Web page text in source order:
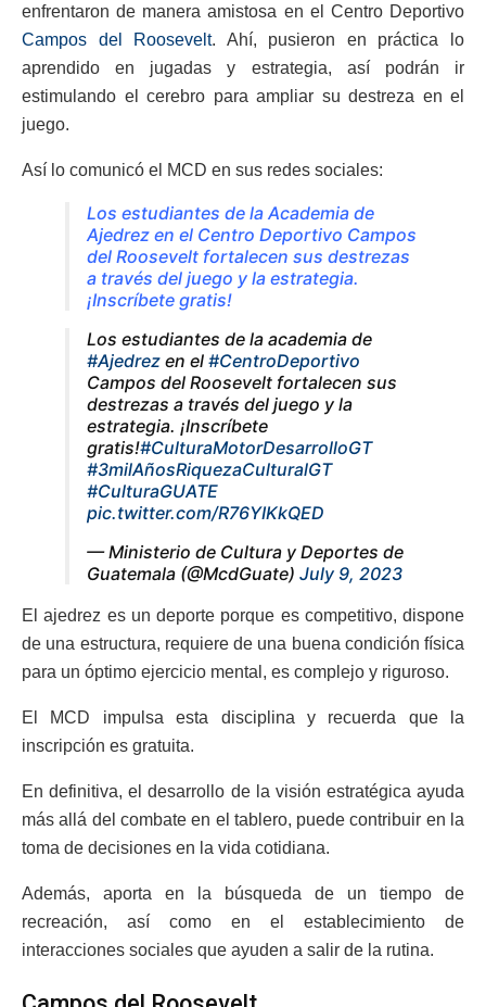
enfrentaron de manera amistosa en el Centro Deportivo
Campos del Roosevelt. Ahí, pusieron en práctica lo
aprendido en jugadas y estrategia, así podrán ir
estimulando el cerebro para ampliar su destreza en el
juego.
Así lo comunicó el MCD en sus redes sociales:
Los estudiantes de la Academia de
Ajedrez en el Centro Deportivo Campos
del Roosevelt fortalecen sus destrezas
a través del juego y la estrategia.
¡Inscríbete gratis!
Los estudiantes de la academia de
#Ajedrez en el #CentroDeportivo
Campos del Roosevelt fortalecen sus
destrezas a través del juego y la
estrategia. ¡Inscríbete
gratis!#CulturaMotorDesarrolloGT
#3milAñosRiquezaCulturalGT
#CulturaGUATE
pic.twitter.com/R76YIKkQED
— Ministerio de Cultura y Deportes de
Guatemala (@McdGuate) July 9, 2023
El ajedrez es un deporte porque es competitivo, dispone
de una estructura, requiere de una buena condición física
para un óptimo ejercicio mental, es complejo y riguroso.
El MCD impulsa esta disciplina y recuerda que la
inscripción es gratuita.
En definitiva, el desarrollo de la visión estratégica ayuda
más allá del combate en el tablero, puede contribuir en la
toma de decisiones en la vida cotidiana.
Además, aporta en la búsqueda de un tiempo de
recreación, así como en el establecimiento de
interacciones sociales que ayuden a salir de la rutina.